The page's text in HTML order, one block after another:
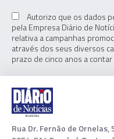
Autorizo que os dados
pela Empresa Diário de
relativa a campanhas
através dos seus diversos
prazo de cinco anos a
Rua Dr. Fernão de Ornelas,